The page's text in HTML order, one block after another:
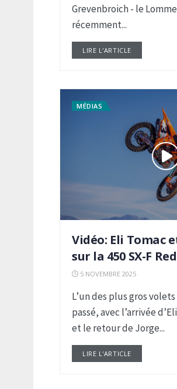
Grevenbroich - le
récemment...
LIRE L'ARTICLE
MÉDIAS
Vidéo: Eli Tomac
sur la 450 SX-F
5 NOVEMBRE 2025
L’un des plus gros
passé, avec l’arrivée
et le retour de Jorge...
LIRE L'ARTICLE